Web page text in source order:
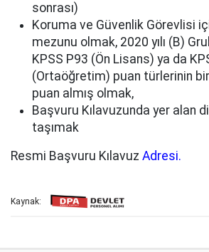
sonrası)
Koruma ve Güvenlik Görevlisi
mezunu olmak, 2020 yılı (B)
KPSS P93 (Ön Lisans) ya da
(Ortaöğretim) puan türlerinin
puan almış olmak,
Başvuru Kılavuzunda yer alan
taşımak
Resmi Başvuru Kılavuz Adresi.
Kaynak: